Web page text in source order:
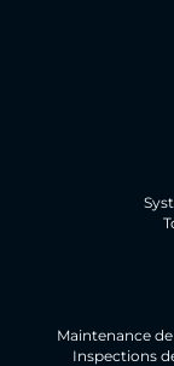
Maintenance
Inspections